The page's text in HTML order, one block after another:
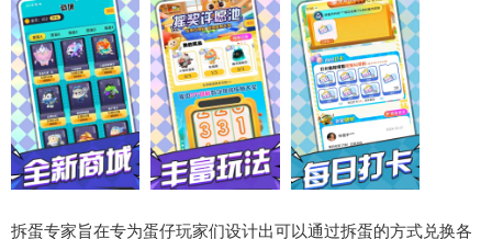
拆蛋专家旨在专为蛋仔玩家们设计出可以通过拆蛋的方式兑换各